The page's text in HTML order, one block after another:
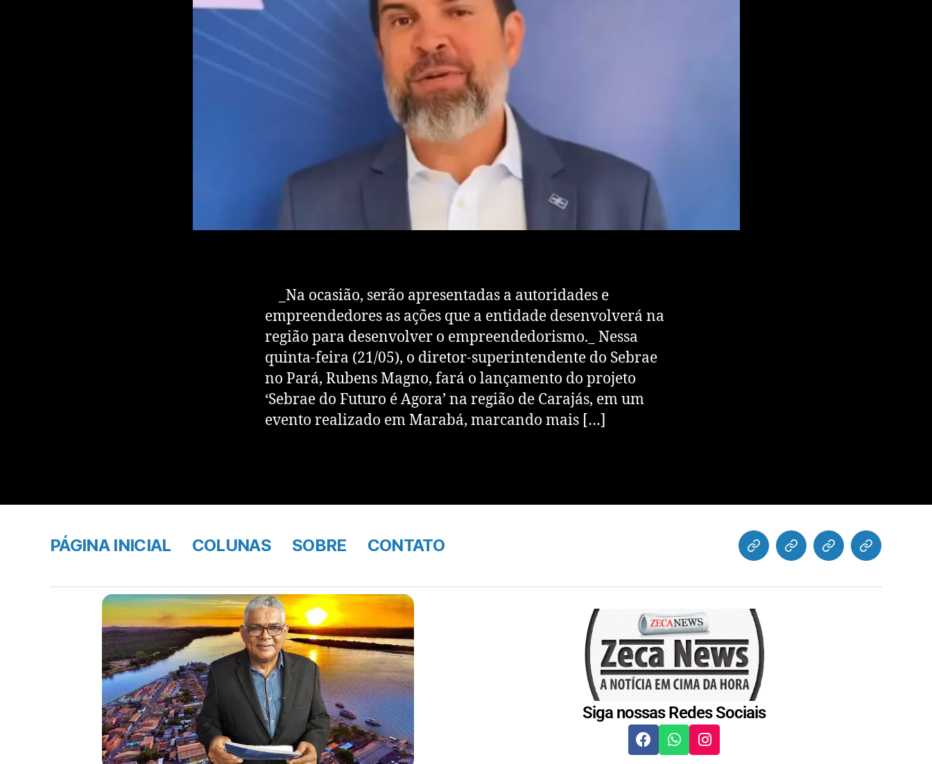
_Na ocasião, serão apresentadas a autoridades e
empreendedores as ações que a entidade desenvolverá na
região para desenvolver o empreendedorismo._ Nessa
quinta-feira (21/05), o diretor-superintendente do Sebrae
no Pará, Rubens Magno, fará o lançamento do projeto
‘Sebrae do Futuro é Agora’ na região de Carajás, em um
evento realizado em Marabá, marcando mais […]
PÁGINA INICIAL COLUNAS SOBRE CONTATO
Siga nossas Redes Sociais